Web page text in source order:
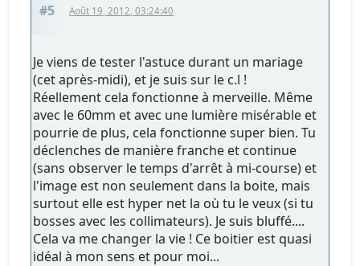
#5 Août 19, 2012, 03:24:40
Je viens de tester l'astuce durant un mariage
(cet après-midi), et je suis sur le c.l !
Réellement cela fonctionne à merveille. Même
avec le 60mm et avec une lumière misérable et
pourrie de plus, cela fonctionne super bien. Tu
déclenches de manière franche et continue
(sans observer le temps d'arrêt à mi-course) et
l'image est non seulement dans la boite, mais
surtout elle est hyper net la où tu le veux (si tu
bosses avec les collimateurs). Je suis bluffé....
Cela va me changer la vie ! Ce boitier est quasi
idéal à mon sens et pour moi...